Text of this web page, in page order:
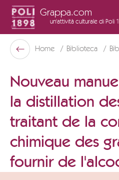
Grappa.com
un'attività culturale di Poli
Poli Museo Della Grappa
Indietro
Home Biblioteca
Nouveau
la distillation
traitant de la
chimique des
fournir de